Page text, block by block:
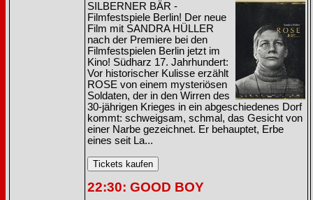
SILBERNER BÄR -
Filmfestspiele Berlin! Der neue
Film mit SANDRA HÜLLER
nach der Premiere bei den
Filmfestspielen Berlin jetzt im
Kino! Südharz 17. Jahrhundert:
Vor historischer Kulisse erzählt
ROSE von einem mysteriösen
Soldaten, der in den Wirren des
30-jährigen Krieges in ein abgeschiedenes Dorf
kommt: schweigsam, schmal, das Gesicht von
einer Narbe gezeichnet. Er behauptet, Erbe
eines seit La...
22:30: GOOD BOY